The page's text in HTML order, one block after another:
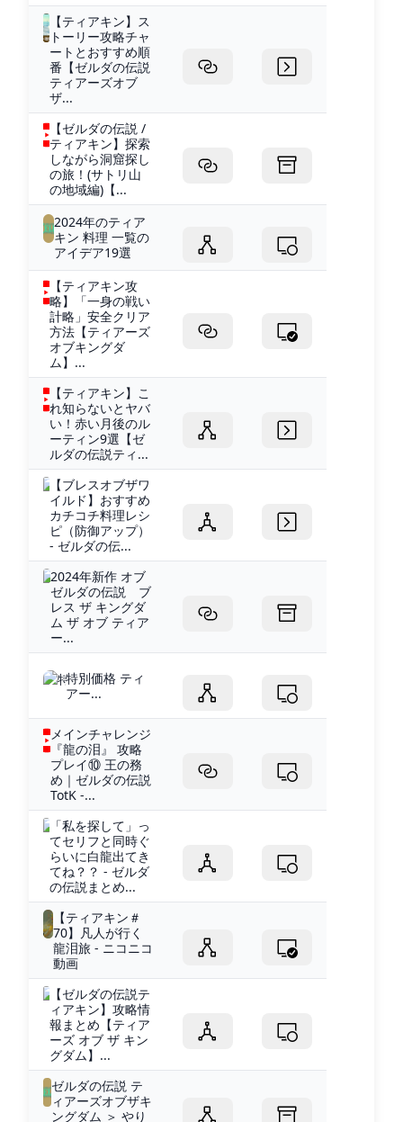
【ティアキン】ス
トーリー攻略チャ
ートとおすすめ順
番【ゼルダの伝説
ティアーズオブ
ザ...
【ゼルダの伝説 /
ティアキン】探索
しながら洞窟探し
の旅！(サトリ山
の地域編)【...
2024年のティア
キン 料理 一覧の
アイデア19選
【ティアキン攻
略】「一身の戦い
計略」安全クリア
方法【ティアーズ
オブキングダ
ム】...
【ティアキン】こ
れ知らないとヤバ
い！赤い月後のル
ーティン9選【ゼ
ルダの伝説ティ...
【ブレスオブザワ
イルド】おすすめ
カチコチ料理レシ
ピ（防御アップ）
- ゼルダの伝...
2024年新作 オブ
ゼルダの伝説 ブ
レス ザ キングダ
ム ザ オブ ティア
ー...
特別価格 ティ
アー...
メインチャレンジ
『龍の泪』 攻略
プレイ⑩ 王の務
め｜ゼルダの伝説
TotK -...
「私を探して」っ
てセリフと同時ぐ
らいに白龍出てき
てね？？ - ゼルダ
の伝説まとめ...
【ティアキン＃
70】凡人が行く
龍泪旅 - ニコニコ
動画
【ゼルダの伝説テ
ィアキン】攻略情
報まとめ【ティア
ーズ オブ ザ キン
グダム】...
ゼルダの伝説 テ
ィアーズオブザキ
ングダム ＞ やり